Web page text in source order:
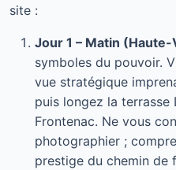
site :
Jour 1 – Matin (Haute-
symboles du pouvoir.
vue stratégique
puis longez la terrasse
Frontenac. Ne vous
photographier ;
prestige du chemin de